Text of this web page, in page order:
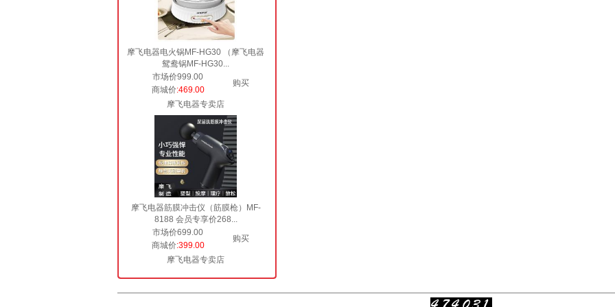
摩飞电器电火锅MF-HG30 （摩飞电器
鸳鸯锅MF-HG30...
市场价999.00
购买
商城价:469.00
摩飞电器专卖店
摩飞电器筋膜冲击仪（筋膜枪）MF-
8188 会员专享价268...
市场价699.00
购买
商城价:399.00
摩飞电器专卖店